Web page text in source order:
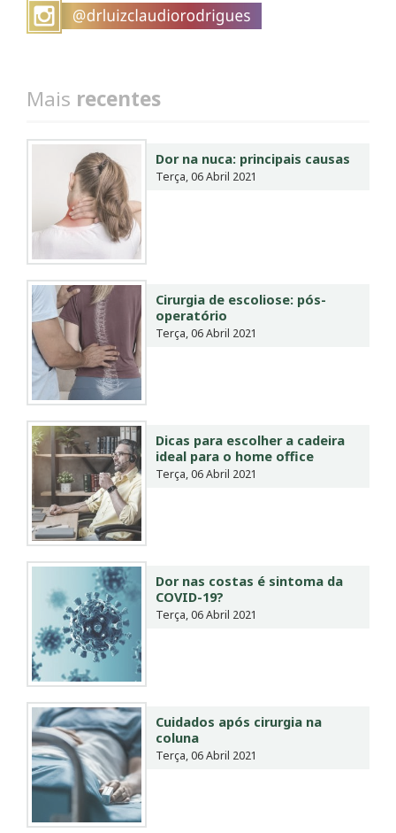
Mais recentes
Dor na nuca: principais causas
Terça, 06 Abril 2021
Cirurgia de escoliose: pós-
operatório
Terça, 06 Abril 2021
Dicas para escolher a cadeira
ideal para o home office
Terça, 06 Abril 2021
Dor nas costas é sintoma da
COVID-19?
Terça, 06 Abril 2021
Cuidados após cirurgia na
coluna
Terça, 06 Abril 2021